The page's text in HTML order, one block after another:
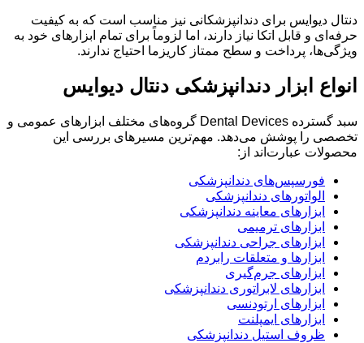
دنتال دیوایس برای دندانپزشکانی نیز مناسب است که به کیفیت
حرفه‌ای و قابل اتکا نیاز دارند، اما لزوماً برای تمام ابزارهای خود به
ویژگی‌ها، پرداخت و سطح ممتاز کاریزما احتیاج ندارند.
انواع ابزار دندانپزشکی دنتال دیوایس
سبد گسترده Dental Devices گروه‌های مختلف ابزارهای عمومی و
تخصصی را پوشش می‌دهد. مهم‌ترین مسیرهای بررسی این
محصولات عبارت‌اند از:
فورسپس‌های دندانپزشکی
الواتورهای دندانپزشکی
ابزارهای معاینه دندانپزشکی
ابزارهای ترمیمی
ابزارهای جراحی دندانپزشکی
ابزارها و متعلقات رابردم
ابزارهای جرم‌گیری
ابزارهای لابراتوری دندانپزشکی
ابزارهای ارتودنسی
ابزارهای ایمپلنت
ظروف استیل دندانپزشکی